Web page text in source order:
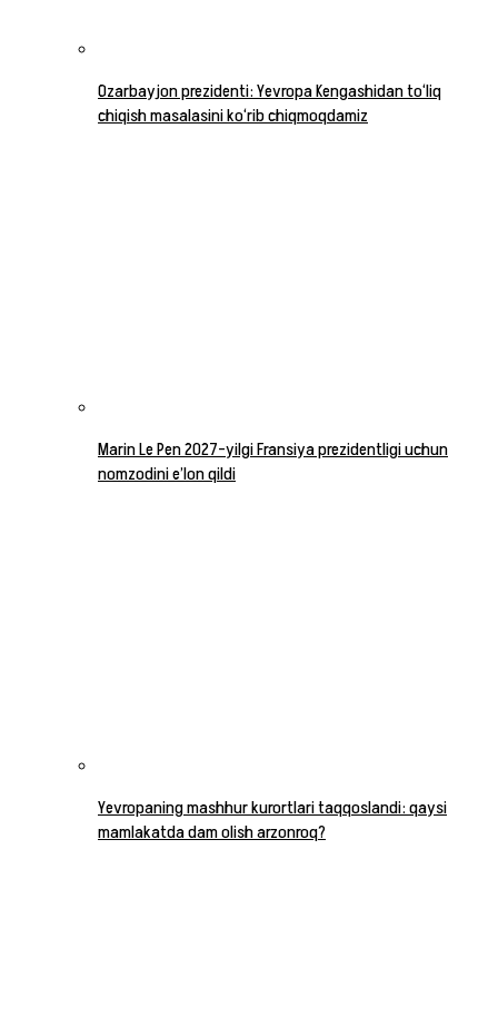
Ozarbayjon prezidenti: Yevropa Kengashidan to‘liq
chiqish masalasini ko‘rib chiqmoqdamiz
Marin Le Pen 2027-yilgi Fransiya prezidentligi uchun
nomzodini e’lon qildi
Yevropaning mashhur kurortlari taqqoslandi: qaysi
mamlakatda dam olish arzonroq?